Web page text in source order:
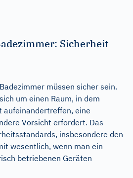
Sicherheit
müssen sicher sein.
um einen Raum, in dem
aufeinandertreffen, eine
Vorsicht erfordert. Das
insbesondere den
wesentlich, wenn man ein
betriebenen Geräten